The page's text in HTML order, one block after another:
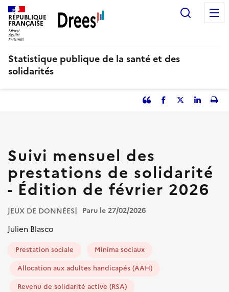
Aller
au
contenu
principal
RÉPUBLIQUE
FRANÇAISE
Statistique publique de la santé et des
solidarités
Partager
citation
Facebook
Partager
Partager
Suivi mensuel des
prestations de solidarité
- Édition de février 2026
JEUX DE DONNÉES Paru le 27/02/2026
Julien Blasco
Prestation sociale
Minima sociaux
Allocation aux adultes handicapés (AAH)
Revenu de solidarité active (RSA)